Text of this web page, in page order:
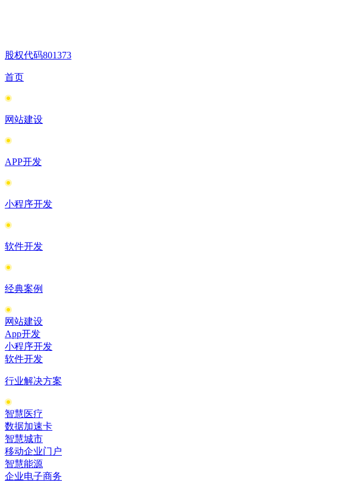
股权代码801373
首页
网站建设
APP开发
小程序开发
软件开发
经典案例
网站建设
App开发
小程序开发
软件开发
行业解决方案
智慧医疗
数据加速卡
智慧城市
移动企业门户
智慧能源
企业电子商务